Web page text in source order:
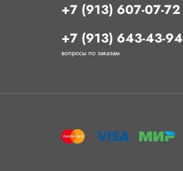
+7 (913) 607-07-72
+7 (913) 643-43-94
вопросы по заказам